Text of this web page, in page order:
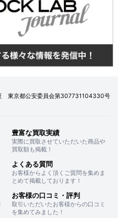
東京都公安委員会第307731104330号
豊富な買取実績
実際に買取させていただいた商品や
買取額も掲載！
よくある質問
お客様からよく頂くご質問を集めま
とめて掲載しております！
お客様の口コミ・評判
取引いただいたお客様からの口コミ
を集めてみました！